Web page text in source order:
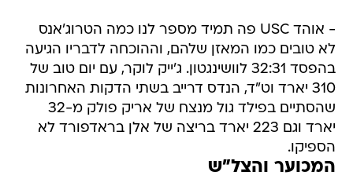
- אוהד USC פה תמיד מספר לנו כמה הטרוג'אנס
לא טובים כמו המאזן שלהם, וההוכחה לדבריו הגיעה
בהפסד 32:31 לוושינגטון. ג'ייק לוקר, עם יום טוב של
310 יארד וט"ד, הנדס דרייב בשתי הדקות האחרונות
שהסתיים בפילד גול מנצח של אריק פולק מ-32
יארד וגם 223 יארד בריצה של אלן בראדפורד לא
הספיקו.
המכוער והצל"ש